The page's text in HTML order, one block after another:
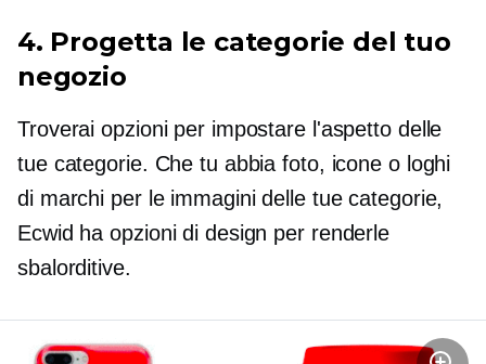
4. Progetta le categorie del tuo
negozio
Troverai opzioni per impostare l'aspetto delle
tue categorie. Che tu abbia foto, icone o loghi
di marchi per le immagini delle tue categorie,
Ecwid ha opzioni di design per renderle
sbalorditive.